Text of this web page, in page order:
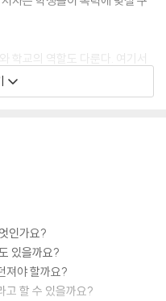
학교의 역할도 다룬다. 여기서
학생과 학생 사이에서만 벌어
가 교사를 괴롭히는 것 역시 학
는 바가 큰 내용이다. 책의 마
인상의 괴롭힘부터 페이스북을
상까지 알차게 다룬다. 학생, 양
육자, 심리 상담사 등 학교 내
지침서이자 기본서가 되어 줄
인가요?
있을까요?
져야 할까요?
고 할 수 있을까요?